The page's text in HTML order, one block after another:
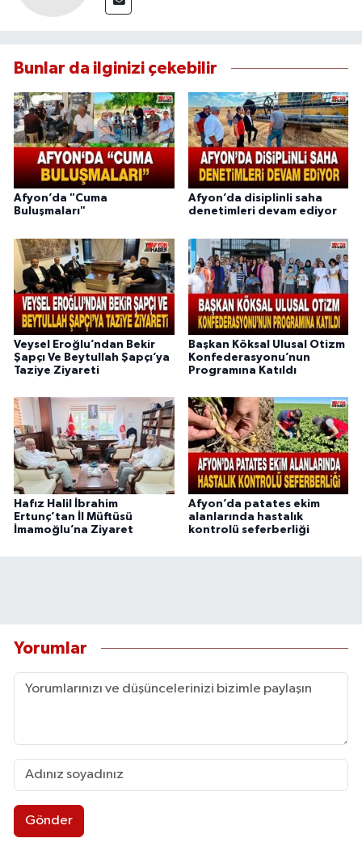
Bunlar da ilginizi çekebilir
Afyon’da "Cuma
Buluşmaları"
Afyon’da disiplinli saha
denetimleri devam ediyor
Veysel Eroğlu’ndan Bekir
Şapçı Ve Beytullah Şapçı’ya
Taziye Ziyareti
Başkan Köksal Ulusal Otizm
Konfederasyonu’nun
Programına Katıldı
Hafız Halil İbrahim
Ertunç’tan İl Müftüsü
İmamoğlu’na Ziyaret
Afyon’da patates ekim
alanlarında hastalık
kontrolü seferberliği
Yorumlar
Gönder